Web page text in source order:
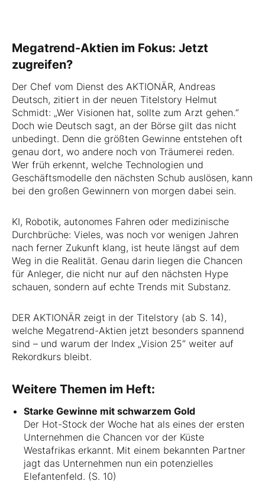
Megatrend-Aktien im Fokus: Jetzt
zugreifen?
Der Chef vom Dienst des AKTIONÄR, Andreas
Deutsch, zitiert in der neuen Titelstory Helmut
Schmidt: „Wer Visionen hat, sollte zum Arzt gehen.“
Doch wie Deutsch sagt, an der Börse gilt das nicht
unbedingt. Denn die größten Gewinne entstehen oft
genau dort, wo andere noch von Träumerei reden.
Wer früh erkennt, welche Technologien und
Geschäftsmodelle den nächsten Schub auslösen, kann
bei den großen Gewinnern von morgen dabei sein.
KI, Robotik, autonomes Fahren oder medizinische
Durchbrüche: Vieles, was noch vor wenigen Jahren
nach ferner Zukunft klang, ist heute längst auf dem
Weg in die Realität. Genau darin liegen die Chancen
für Anleger, die nicht nur auf den nächsten Hype
schauen, sondern auf echte Trends mit Substanz.
DER AKTIONÄR zeigt in der Titelstory (ab S. 14),
welche Megatrend-Aktien jetzt besonders spannend
sind – und warum der Index „Vision 25“ weiter auf
Rekordkurs bleibt.
Weitere Themen im Heft:
Starke Gewinne mit schwarzem Gold
Der Hot-Stock der Woche hat als eines der ersten
Unternehmen die Chancen vor der Küste
Westafrikas erkannt. Mit einem bekannten Partner
jagt das Unternehmen nun ein potenzielles
Elefantenfeld. (S. 10)